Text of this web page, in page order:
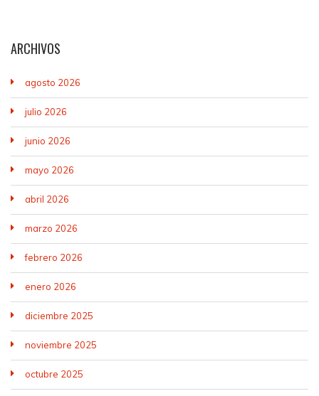
ARCHIVOS
agosto 2026
julio 2026
junio 2026
mayo 2026
abril 2026
marzo 2026
febrero 2026
enero 2026
diciembre 2025
noviembre 2025
octubre 2025